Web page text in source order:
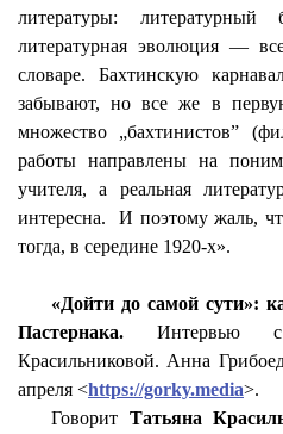
литературы: литературный
литературная эволюция —
словаре.Бахтинскую
забывают, но все же в
множество „бахтинистов”
работы направлены на
учителя, а реальная
интересна.
И поэтому жаль,
тогда, в середине 1920-х».
«Дойти до самой сути»:
Пастернака. Интервью с
Красильниковой. Анна
апреля <https://gorky.media>.
Говорит Татьяна